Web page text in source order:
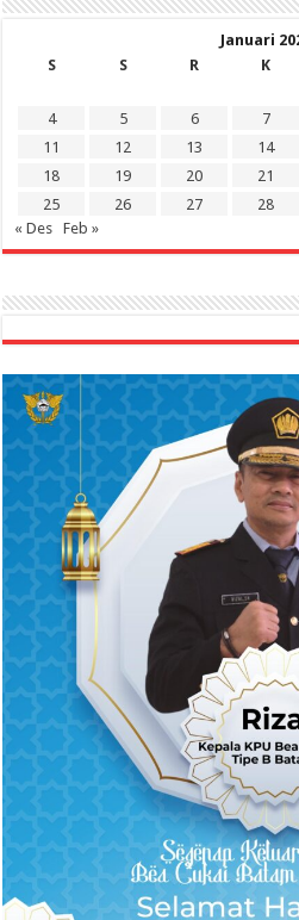
Januari
S
S R K
4
5 6 7
11
12 13 14
18
19 20 21
25
26 27 28
« Des
Feb »